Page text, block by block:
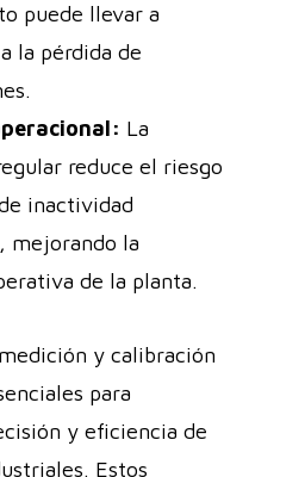
puede llevar a
la pérdida de
La
reduce el riesgo
inactividad
mejorando la
de la planta.
y calibración
para
y eficiencia de
Estos